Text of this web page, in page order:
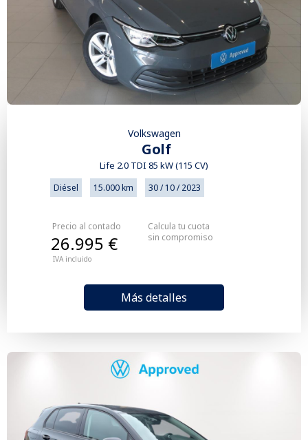
Volkswagen
Golf
Life 2.0 TDI 85 kW (115 CV)
Diésel 15.000 km 30 / 10 / 2023
Precio al contado
IVA incluido
26.995 €
Más detalles
Calcula tu cuota
sin compromiso